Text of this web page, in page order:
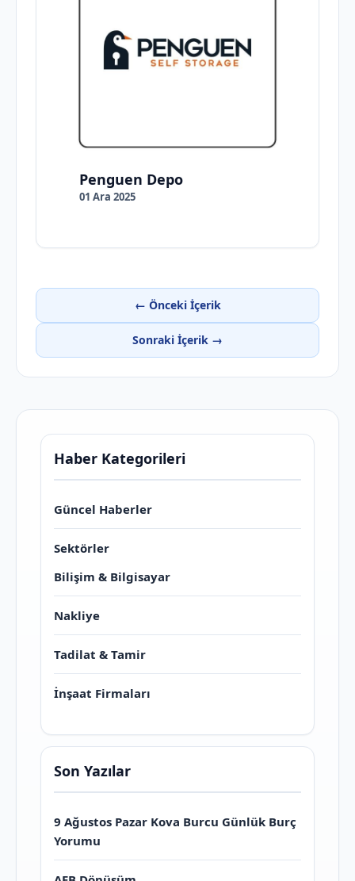
Penguen Depo
01 Ara 2025
← Önceki İçerik
Sonraki İçerik →
Haber Kategorileri
Güncel Haberler
Sektörler
Bilişim & Bilgisayar
Nakliye
Tadilat & Tamir
İnşaat Firmaları
Son Yazılar
9 Ağustos Pazar Kova Burcu Günlük Burç
Yorumu